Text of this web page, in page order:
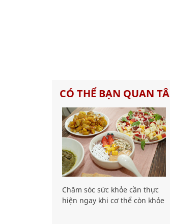
CÓ THỂ BẠN QUAN
Chăm sóc sức khỏe cần thực
hiện ngay khi cơ thể còn khỏe